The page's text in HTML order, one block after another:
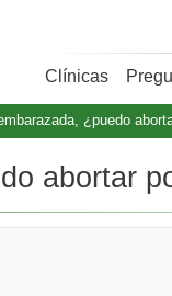
Clínicas
¿puedo
abortar